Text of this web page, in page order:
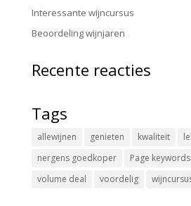
Interessante wijncursus
Beoordeling wijnjaren
Recente reacties
Tags
allewijnen genieten kwaliteit
nergens goedkoper
Page keywords
volume deal
voordelig